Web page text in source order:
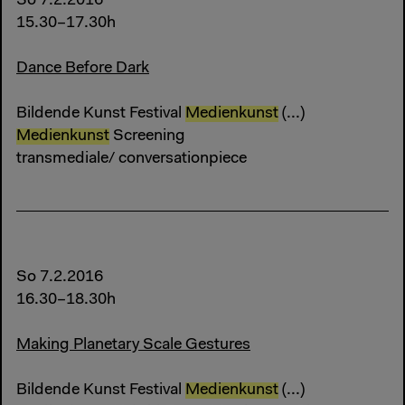
15.30–17.30h
Dance Before Dark
Bildende Kunst Festival Medienkunst (...)
Medienkunst Screening
transmediale/ conversationpiece
So 7.2.2016
16.30–18.30h
Making Planetary Scale Gestures
Bildende Kunst Festival Medienkunst (...)